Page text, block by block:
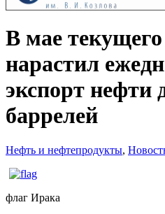
В мае
нарастил
экспорт нефти
баррелей
Нефть и нефтепродукты,
флаг Ирака